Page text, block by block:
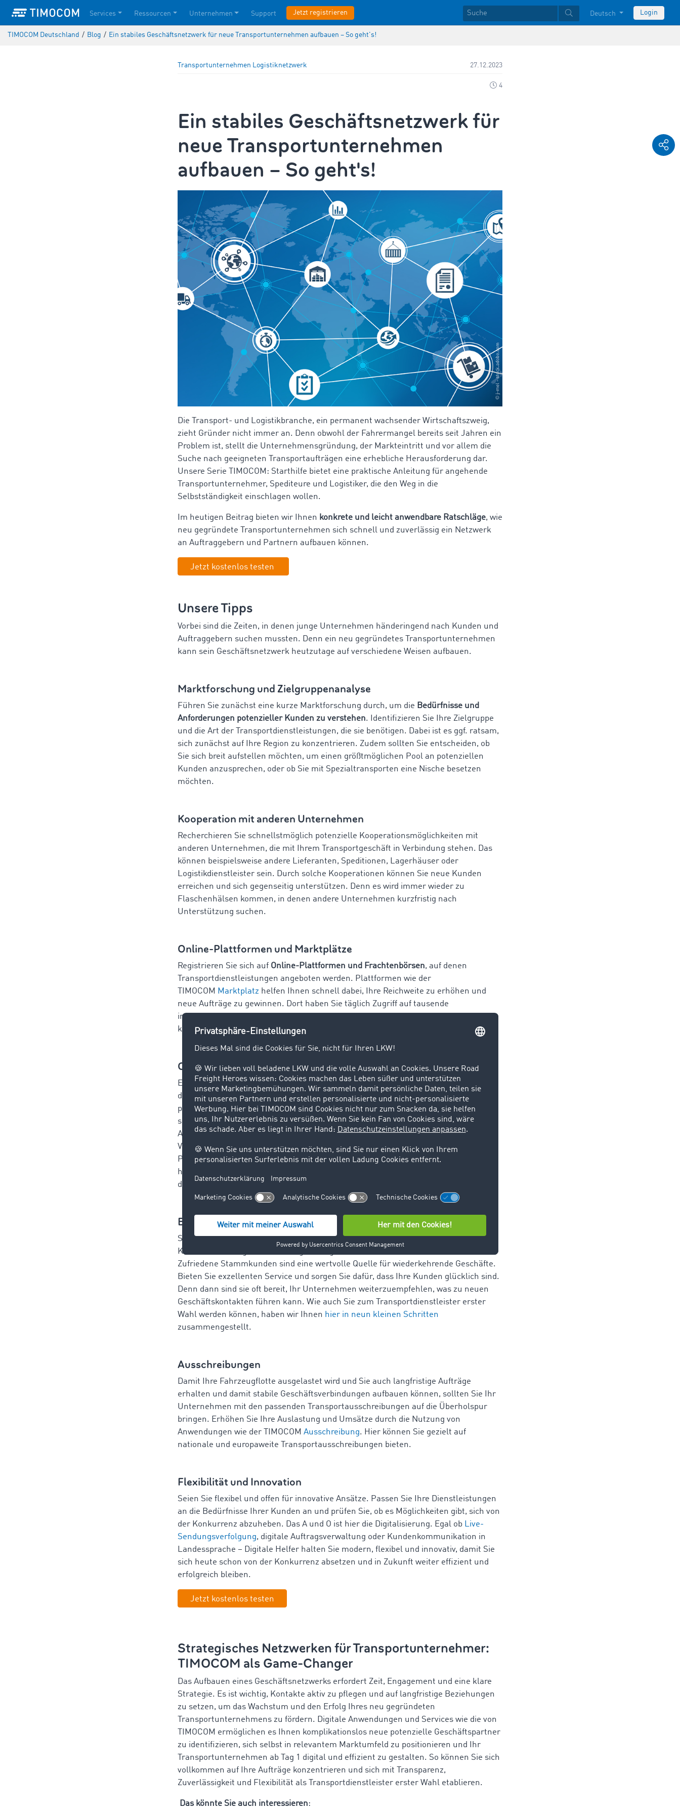
Services Ressourcen Unternehmen Support Jetzt registrieren Deutsch Login
TIMOCOM Deutschland / Blog / Ein stabiles Geschäftsnetzwerk für neue Transportunternehmen aufbauen – So geht's!
Transportunternehmen Logistiknetzwerk 27.12.2023
4
Ein stabiles Geschäftsnetzwerk für
neue Transportunternehmen
aufbauen – So geht's!
Die Transport- und Logistikbranche, ein permanent wachsender Wirtschaftszweig,
zieht Gründer nicht immer an. Denn obwohl der Fahrermangel bereits seit Jahren ein
Problem ist, stellt die Unternehmensgründung, der Markteintritt und vor allem die
Suche nach geeigneten Transportaufträgen eine erhebliche Herausforderung dar.
Unsere Serie TIMOCOM: Starthilfe bietet eine praktische Anleitung für angehende
Transportunternehmer, Spediteure und Logistiker, die den Weg in die
Selbstständigkeit einschlagen wollen.
Im heutigen Beitrag bieten wir Ihnen konkrete und leicht anwendbare Ratschläge, wie
neu gegründete Transportunternehmen sich schnell und zuverlässig ein Netzwerk
an Auftraggebern und Partnern aufbauen können.
Jetzt kostenlos testen
Unsere Tipps
Vorbei sind die Zeiten, in denen junge Unternehmen händeringend nach Kunden und
Auftraggebern suchen mussten. Denn ein neu gegründetes Transportunternehmen
kann sein Geschäftsnetzwerk heutzutage auf verschiedene Weisen aufbauen.
Marktforschung und Zielgruppenanalyse
Führen Sie zunächst eine kurze Marktforschung durch, um die Bedürfnisse und
Anforderungen potenzieller Kunden zu verstehen. Identifizieren Sie Ihre Zielgruppe
und die Art der Transportdienstleistungen, die sie benötigen. Dabei ist es ggf. ratsam,
sich zunächst auf Ihre Region zu konzentrieren. Zudem sollten Sie entscheiden, ob
Sie sich breit aufstellen möchten, um einen größtmöglichen Pool an potenziellen
Kunden anzusprechen, oder ob Sie mit Spezialtransporten eine Nische besetzen
möchten.
Kooperation mit anderen Unternehmen
Recherchieren Sie schnellstmöglich potenzielle Kooperationsmöglichkeiten mit
anderen Unternehmen, die mit Ihrem Transportgeschäft in Verbindung stehen. Das
können beispielsweise andere Lieferanten, Speditionen, Lagerhäuser oder
Logistikdienstleister sein. Durch solche Kooperationen können Sie neue Kunden
erreichen und sich gegenseitig unterstützen. Denn es wird immer wieder zu
Flaschenhälsen kommen, in denen andere Unternehmen kurzfristig nach
Unterstützung suchen.
Online-Plattformen und Marktplätze
Registrieren Sie sich auf Online-Plattformen und Frachtenbörsen, auf denen
Transportdienstleistungen angeboten werden. Plattformen wie der
TIMOCOM Marktplatz helfen Ihnen schnell dabei, Ihre Reichweite zu erhöhen und
neue Aufträge zu gewinnen. Dort haben Sie täglich Zugriff auf tausende
internationale Transportaufträge, aus denen Sie die für sich passenden auswählen
können.
Online-Präsenz
Erstellen Sie eine professionelle Online-Präsenz für Ihr Transportunternehmen,
durch die Sie Ihre Dienstleistungen, Referenzen und Kontaktinformationen
präsentieren. Das Betreuen einer eigenen Unternehmenswebsite kann zeitintensiv
sein. Dennoch wird eine solche Präsenz in unserer digitalen Welt immer wichtiger.
Auch derZugang zu wichtigen Dokumentenwie EU-Lizenzen, Zertifikaten,
Versicherungspapieren und Gewerbeanmeldungen ist für viele Ihrer
Partnerunternehmen von Bedeutung. Zeigen Sie Ihre Vertrauenswürdigkeit und
hinterlassen Sie von Anfang an einen herausragenden Eindruck, indem Sie sich
digital aufstellen.
Empfehlungsmarketing
Setzen Sie auf eine
Kundenbetreuung bieten und regelmäßig mit Ihren Kunden in Kontakt stehen.
Zufriedene Stammkunden sind eine wertvolle Quelle für wiederkehrende Geschäfte.
Bieten Sie exzellenten Service und sorgen Sie dafür, dass Ihre Kunden glücklich sind.
Denn dann sind sie oft bereit, Ihr Unternehmen weiterzuempfehlen, was zu neuen
Geschäftskontakten führen kann. Wie auch Sie zum Transportdienstleister erster
Wahl werden können, haben wir Ihnen hier in neun kleinen Schritten
zusammengestellt.
Ausschreibungen
Damit Ihre Fahrzeugflotte ausgelastet wird und Sie auch langfristige Aufträge
erhalten und damit stabile Geschäftsverbindungen aufbauen können, sollten Sie Ihr
Unternehmen mit den passenden Transportausschreibungen auf die Überholspur
bringen. Erhöhen Sie Ihre Auslastung und Umsätze durch die Nutzung von
Anwendungen wie der TIMOCOM Ausschreibung. Hier können Sie gezielt auf
nationale und europaweite Transportausschreibungen bieten.
Flexibilität und Innovation
Seien Sie flexibel und offen für innovative Ansätze. Passen Sie Ihre Dienstleistungen
an die Bedürfnisse Ihrer Kunden an und prüfen Sie, ob es Möglichkeiten gibt, sich von
der Konkurrenz abzuheben. Das A und O ist hier die Digitalisierung. Egal ob Live-
Sendungsverfolgung, digitale Auftragsverwaltung oder Kundenkommunikation in
Landessprache – Digitale Helfer halten Sie modern, flexibel und innovativ, damit Sie
sich heute schon von der Konkurrenz absetzen und in Zukunft weiter effizient und
erfolgreich bleiben.
Jetzt kostenlos testen
Strategisches Netzwerken für Transportunternehmer:
TIMOCOM als Game-Changer
Das Aufbauen eines Geschäftsnetzwerks erfordert Zeit, Engagement und eine klare
Strategie. Es ist wichtig, Kontakte aktiv zu pflegen und auf langfristige Beziehungen
zu setzen, um das Wachstum und den Erfolg Ihres neu gegründeten
Transportunternehmens zu fördern. Digitale Anwendungen und Services wie die von
TIMOCOM ermöglichen es Ihnen komplikationslos neue potenzielle Geschäftspartner
zu identifizieren, sich selbst in relevantem Marktumfeld zu positionieren und Ihr
Transportunternehmen ab Tag 1 digital und effizient zu gestalten. So können Sie sich
vollkommen auf Ihre Aufträge konzentrieren und sich mit Transparenz,
Zuverlässigkeit und Flexibilität als Transportdienstleister erster Wahl etablieren.
Das könnte Sie auch interessieren: